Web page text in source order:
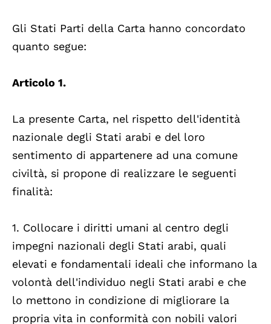
Gli Stati Parti della Carta hanno concordato
quanto segue:
Articolo 1.
La presente Carta, nel rispetto dell'identità
nazionale degli Stati arabi e del loro
sentimento di appartenere ad una comune
civiltà, si propone di realizzare le seguenti
finalità:
1. Collocare i diritti umani al centro degli
impegni nazionali degli Stati arabi, quali
elevati e fondamentali ideali che informano la
volontà dell'individuo negli Stati arabi e che
lo mettono in condizione di migliorare la
propria vita in conformità con nobili valori